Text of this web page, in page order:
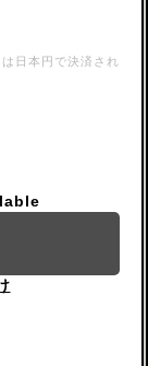
日本円で決済され